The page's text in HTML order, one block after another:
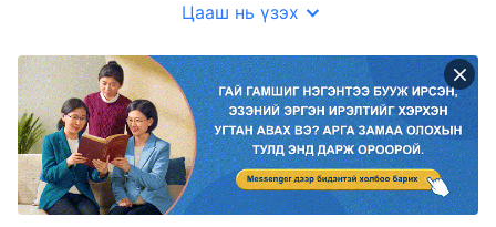
Цааш нь үзэх